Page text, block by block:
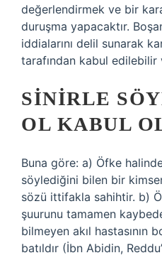
değerlendirmek ve bir
duruşma yapacaktır.
iddialarını delil sunarak
tarafından kabul
SINIRLE
OL KABUL
Buna göre: a) Öfke
söylediğini bilen bir
sözü ittifakla sahihtir. b)
şuurunu tamamen
bilmeyen akıl hastasının
batıldır (İbn Abidin,